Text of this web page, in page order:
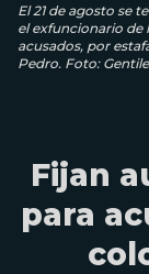
El 21 de agosto se
el exfuncionario de
acusados, por
Pedro. Foto:
Fijan
para